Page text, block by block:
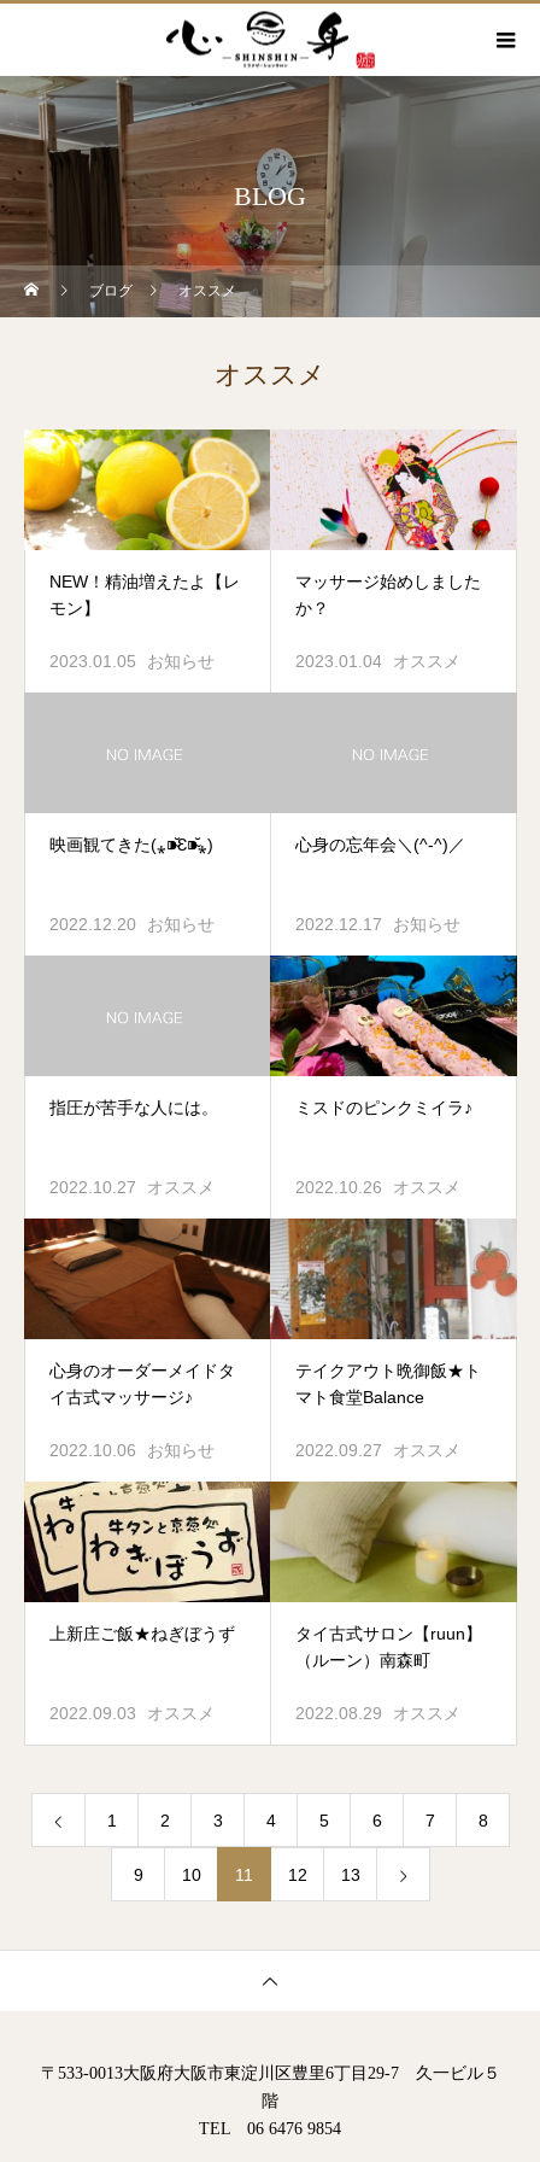
BLOG
ブログ オススメ
オススメ
NEW！精油増えたよ【レ
モン】
2023.01.05 お知らせ
マッサージ始めしました
か？
2023.01.04 オススメ
映画観てきた(⁎⁍̴̆Ɛ⁍̴̆⁎)
2022.12.20 お知らせ
心身の忘年会＼(^-^)／
2022.12.17 お知らせ
指圧が苦手な人には。
2022.10.27 オススメ
ミスドのピンクミイラ♪
2022.10.26 オススメ
心身のオーダーメイドタ
イ古式マッサージ♪
2022.10.06 お知らせ
テイクアウト晩御飯★ト
マト食堂Balance
2022.09.27 オススメ
上新庄ご飯★ねぎぼうず
2022.09.03 オススメ
タイ古式サロン【ruun】
（ルーン）南森町
2022.08.29 オススメ
1 2 3 4 5 6 7 8
9 10 11 12 13
〒533-0013大阪府大阪市東淀川区豊里6丁目29-7 久一ビル５
階
TEL 06 6476 9854